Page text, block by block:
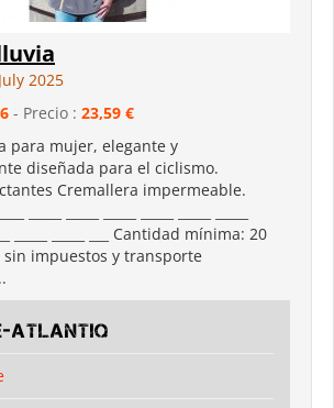
2025
- Precio : 23,59 €
para mujer, elegante y
diseñada para el ciclismo.
Cremallera impermeable.
_____ _____ _____ _____ _____ _____
_____ _____ ___ Cantidad mínima: 20
sin impuestos y transporte
Atlantiq